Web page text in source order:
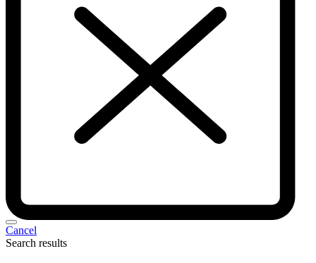
Cancel
Search results